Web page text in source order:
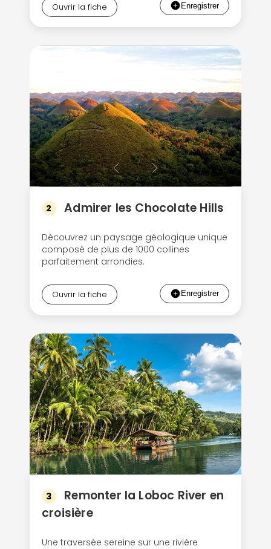
Ouvrir la fiche
2 Admirer les Chocolate Hills
Découvrez un paysage géologique unique
composé de plus de 1000 collines
parfaitement arrondies.
Ouvrir la fiche
3
Remonter la Loboc River en
croisière
Une traversée sereine sur une rivière